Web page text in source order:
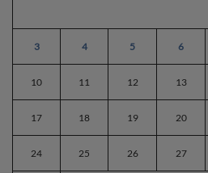
3 4 5 6
10 11 12 13
17 18 19 20
24 25 26 27